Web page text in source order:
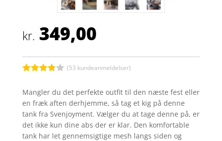
kr. 349,00
ud af 5
baseret
på
kundebed
ømmels
er
(53 kundeanmeldelser)
Mangler du det perfekte outfit til den næste fest eller
en fræk aften derhjemme, så tag et kig på denne
tank fra Svenjoyment. Vælger du at tage denne på, er
det ikke kun dine abs der er klar. Den komfortable
tank har let gennemsigtige mesh langs siden og